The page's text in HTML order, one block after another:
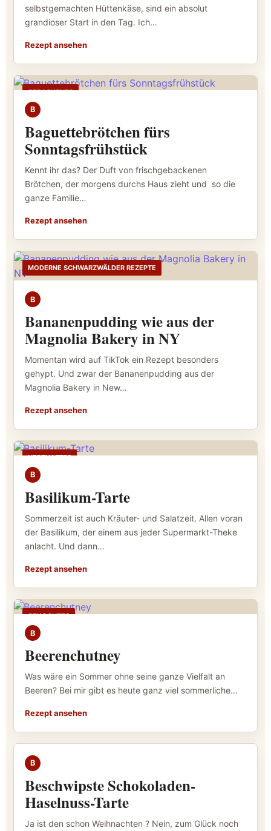
selbstgemachten Hüttenkäse, sind ein absolut
grandioser Start in den Tag. Ich…
Rezept ansehen
GEBACKENES
B
Baguettebrötchen fürs
Sonntagsfrühstück
Kennt ihr das? Der Duft von frischgebackenen
Brötchen, der morgens durchs Haus zieht und so die
ganze Familie…
Rezept ansehen
MODERNE SCHWARZWÄLDER REZEPTE
B
Bananenpudding wie aus der
Magnolia Bakery in NY
Momentan wird auf TikTok ein Rezept besonders
gehypt. Und zwar der Bananenpudding aus der
Magnolia Bakery in New…
Rezept ansehen
HERZHAFTES
B
Basilikum-Tarte
Sommerzeit ist auch Kräuter- und Salatzeit. Allen voran
der Basilikum, der einem aus jeder Supermarkt-Theke
anlacht. Und dann…
Rezept ansehen
GEKOCHTES
B
Beerenchutney
Was wäre ein Sommer ohne seine ganze Vielfalt an
Beeren? Bei mir gibt es heute ganz viel sommerliche…
Rezept ansehen
GEBACKENES
B
Beschwipste Schokoladen-
Haselnuss-Tarte
Ja ist den schon Weihnachten ? Nein, zum Glück noch